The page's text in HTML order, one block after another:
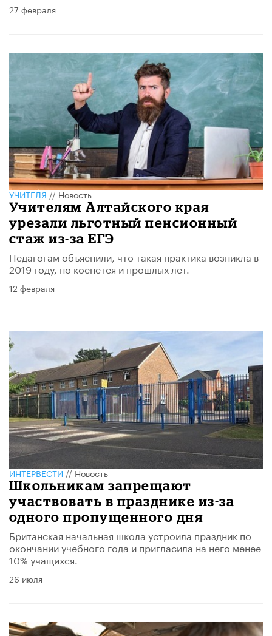
27 февраля
УЧИТЕЛЯ//Новость
Учителям Алтайского края
урезали льготный пенсионный
стаж из-за ЕГЭ
Педагогам объяснили, что такая практика возникла в
2019 году, но коснется и прошлых лет.
12 февраля
ИНТЕРВЕСТИ//Новость
Школьникам запрещают
участвовать в празднике из-за
одного пропущенного дня
Британская начальная школа устроила праздник по
окончании учебного года и пригласила на него менее
10% учащихся.
26 июля